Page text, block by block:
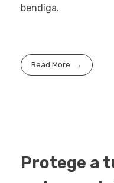
bendiga.
Read More
Protege a